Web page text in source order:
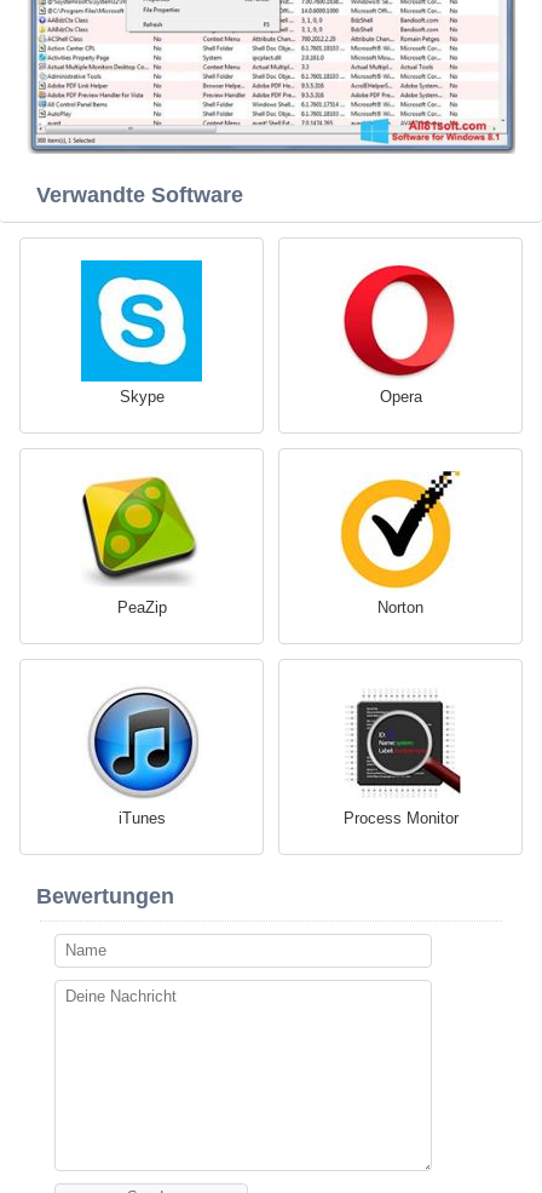
Verwandte Software
Skype Opera
PeaZip Norton
iTunes Process Monitor
Bewertungen